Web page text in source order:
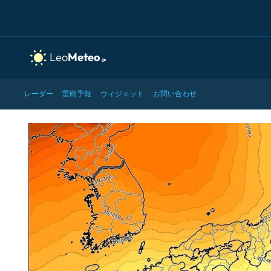
レーダー 雷雨予報 ウィジェット お問い合わせ